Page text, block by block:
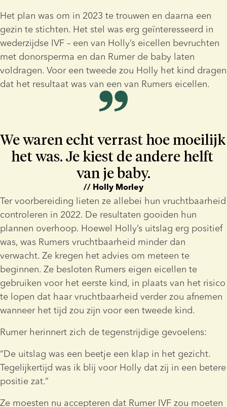
Het plan was om in 2023 te trouwen en daarna een
gezin te stichten. Het stel was erg geïnteresseerd in
wederzijdse IVF – een van Holly’s eicellen bevruchten
met donorsperma en dan Rumer de baby laten
voldragen. Voor een tweede zou Holly het kind dragen
dat het resultaat was van een van Rumers eicellen.
We waren echt verrast hoe moeilijk
het was. Je kiest de andere helft
van je baby.
// Holly Morley
Ter voorbereiding lieten ze allebei hun vruchtbaarheid
controleren in 2022. De resultaten gooiden hun
plannen overhoop. Hoewel Holly’s uitslag erg positief
was, was Rumers vruchtbaarheid minder dan
verwacht. Ze kregen het advies om meteen te
beginnen. Ze besloten Rumers eigen eicellen te
gebruiken voor het eerste kind, in plaats van het risico
te lopen dat haar vruchtbaarheid verder zou afnemen
wanneer het tijd zou zijn voor een tweede kind.
Rumer herinnert zich de tegenstrijdige gevoelens:
“De uitslag was een beetje een klap in het gezicht.
Tegelijkertijd was ik blij voor Holly dat zij in een betere
positie zat.”
Ze moesten nu accepteren dat Rumer IVF zou moeten